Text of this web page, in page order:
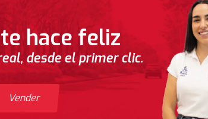
hace feliz
desde el primer clic.
Vender